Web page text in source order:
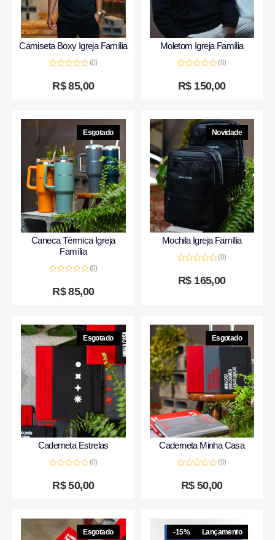
Camiseta Boxy Igreja Família
de
(0)
R$85,00
Moletom Igreja Família
0
de
(0)
R$150,00
Esgotado
Caneca Térmica Igreja
Família
de
(0)
R$85,00
Novidade
Mochila Igreja Família
0
de
(0)
R$165,00
Esgotado
Caderneta Estrelas
de
(0)
R$50,00
Esgotado
Caderneta Minha Casa
de
(0)
R$50,00
Esgotado -15% Lançamento